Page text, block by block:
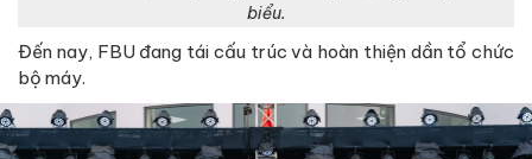
biểu.
Đến nay, FBU đang tái cấu trúc và hoàn thiện dần tổ chức
bộ máy.